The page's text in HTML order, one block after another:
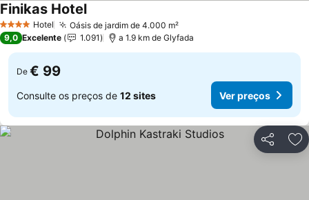
4 EstrelasHotel Oásis de jardim de 4.000 m²Ver preços
Finikas HotelVer preços
9,0 Excelente 1.091 a 1.9 km de Glyfada
De € 99
Consulte os preços de 12 sites Ver preços
Partilhar